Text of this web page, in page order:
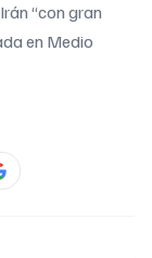
“con gran
en Medio